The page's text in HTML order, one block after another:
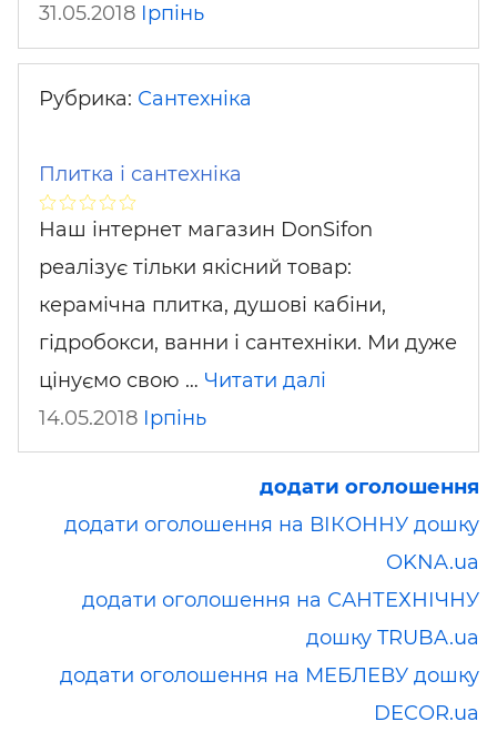
31.05.2018 Ірпінь
Рубрика: Сантехніка
Плитка і сантехніка
Наш інтернет магазин DonSifon
реалізує тільки якісний товар:
керамічна плитка, душові кабіни,
гідробокси, ванни і сантехніки. Ми дуже
цінуємо свою … Читати далі
14.05.2018 Ірпінь
додати оголошення
додати оголошення на ВІКОННУ дошку
OKNA.ua
додати оголошення на САНТЕХНІЧНУ
дошку TRUBA.ua
додати оголошення на МЕБЛЕВУ дошку
DECOR.ua